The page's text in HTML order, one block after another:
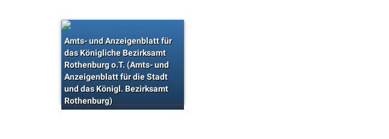
Amts- und Anzeigenblatt für
das Königliche Bezirksamt
Rothenburg o.T. (Amts- und
Anzeigenblatt für die Stadt
und das Königl. Bezirksamt
Rothenburg)